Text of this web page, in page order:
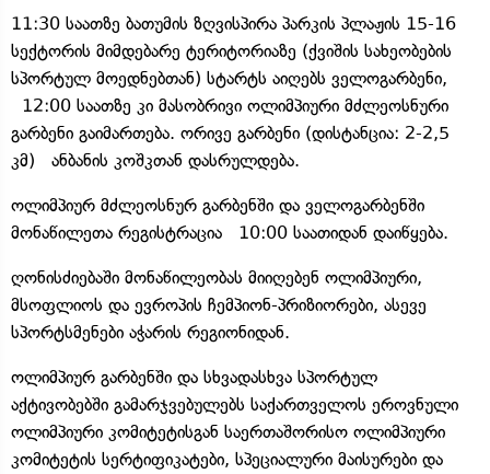
11:30 საათზე ბათუმის ზღვისპირა პარკის პლაჟის 15-16
სექტორის მიმდებარე ტერიტორიაზე (ქვიშის სახეობების
სპორტულ მოედნებთან) სტარტს აიღებს ველოგარბენი,
12:00 საათზე კი მასობრივი ოლიმპიური მძლეოსნური
გარბენი გაიმართება. ორივე გარბენი (დისტანცია: 2-2,5
კმ) ანბანის კოშკთან დასრულდება.
ოლიმპიურ მძლეოსნურ გარბენში და ველოგარბენში
მონაწილეთა რეგისტრაცია 10:00 საათიდან დაიწყება.
ღონისძიებაში მონაწილეობას მიიღებენ ოლიმპიური,
მსოფლიოს და ევროპის ჩემპიონ-პრიზიორები, ასევე
სპორტსმენები აჭარის რეგიონიდან.
ოლიმპიურ გარბენში და სხვადასხვა სპორტულ
აქტივობებში გამარჯვებულებს საქართველოს ეროვნული
ოლიმპიური კომიტეტისგან საერთაშორისო ოლიმპიური
კომიტეტის სერტიფიკატები, სპეციალური მაისურები და